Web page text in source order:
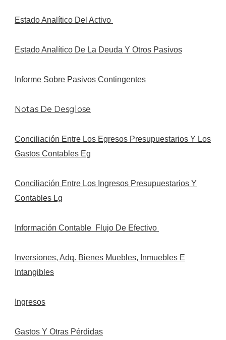
Estado Analítico Del Activo
Estado Analítico De La Deuda Y Otros Pasivos
Informe Sobre Pasivos Contingentes
Notas De Desglose
Conciliación Entre Los Egresos Presupuestarios Y Los
Gastos Contables Eg
Conciliación Entre Los Ingresos Presupuestarios Y
Contables Lg
Información Contable Flujo De Efectivo
Inversiones, Adq. Bienes Muebles, Inmuebles E
Intangibles
Ingresos
Gastos Y Otras Pérdidas